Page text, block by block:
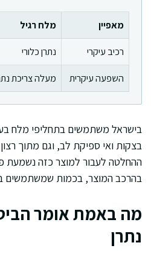
מאפיין מלח רגיל
רכיב עיקרי
נתרן כלורי
השפעה עיקרית
מעלה צריכת
בישראל משתמשים בתחליפי מלח
בצקות ואי ספיקת לב, וגם מתוך
ההחלטה לעבור למוצר כזה נשמעת
בהרכב המוצר, בכמות שמשתמשים
מה באמת אומר
נתרן